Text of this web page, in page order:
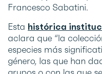
Francesco Sabatini.
Esta histórica
aclara que “la
especies más
género, las que han